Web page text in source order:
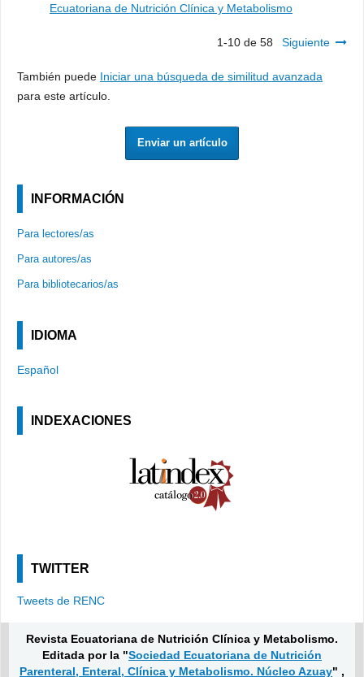
Ecuatoriana de Nutrición Clínica y Metabolismo
1-10 de 58 Siguiente
También puede Iniciar una búsqueda de similitud avanzada
para este artículo.
Enviar un artículo
INFORMACIÓN
Para lectores/as
Para autores/as
Para bibliotecarios/as
IDIOMA
Español
INDEXACIONES
TWITTER
Tweets de RENC
Revista Ecuatoriana de Nutrición Clínica y Metabolismo.
Editada por la "Sociedad Ecuatoriana de Nutrición
Parenteral, Enteral, Clínica y Metabolismo. Núcleo Azuay" ,